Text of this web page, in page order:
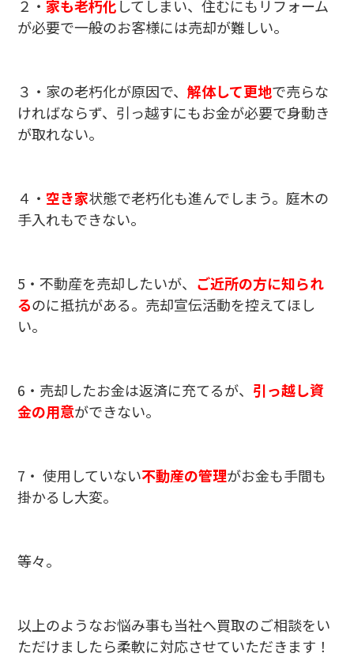
２・ 家も老朽化してしまい、住むにもリフォーム
が必要で一般のお客様には売却が難しい。
３・家の老朽化が原因で、解体して更地で売らな
ければならず、引っ越すにもお金が必要で身動き
が取れない。
４・ 空き家状態で老朽化も進んでしまう。庭木の
手入れもできない。
5・不動産を売却したいが、 ご近所の方に知られ
るのに抵抗がある。売却宣伝活動を控えてほし
い。
6・売却したお金は返済に充てるが、 引っ越し資
金の用意ができない。
7・ 使用していない不動産の管理がお金も手間も
掛かるし大変。
等々。
以上のようなお悩み事も当社へ買取のご相談をい
ただけましたら柔軟に対応させていただきます！